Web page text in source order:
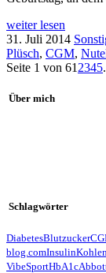
weiter lesen
31. Juli 2014
Plüsch, CGM,
Seite 1 von 61 2345
Über mich
Schlagwörter
DiabetesBlutzucker
blog.comInsulin
VibeSportHbA1c